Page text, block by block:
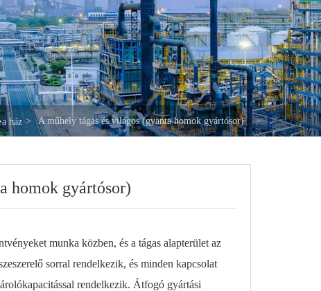
a ház > A műhely tágas és világos (gyanta homok gyártósor)
homok gyártósor)
munka közben, és a tágas alapterület az
sorral rendelkezik, és minden kapcsolat
rendelkezik. Átfogó gyártási